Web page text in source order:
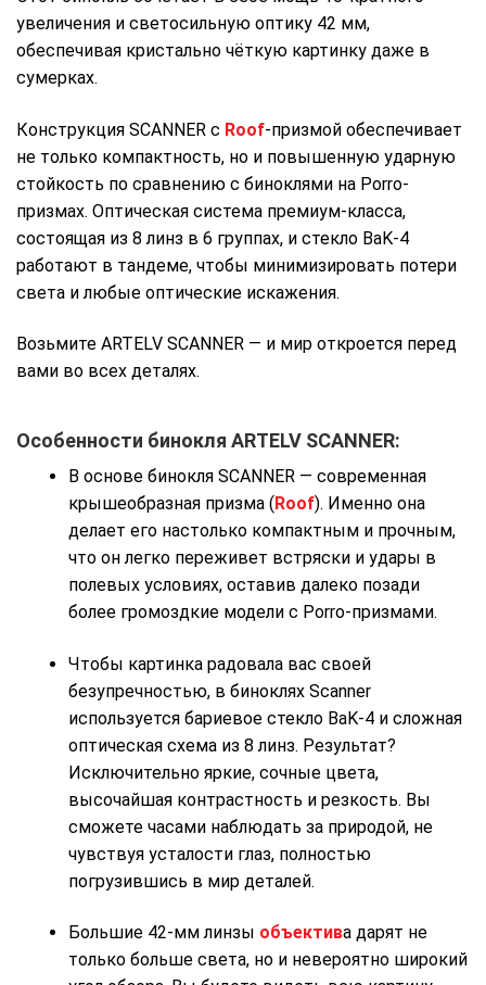
увеличения и светосильную оптику 42 мм,
обеспечивая кристально чёткую картинку даже в
сумерках.
Конструкция SCANNER с Roof-призмой обеспечивает
не только компактность, но и повышенную ударную
стойкость по сравнению с биноклями на Porro-
призмах. Оптическая система премиум-класса,
состоящая из 8 линз в 6 группах, и стекло BaK-4
работают в тандеме, чтобы минимизировать потери
света и любые оптические искажения.
Возьмите ARTELV SCANNER — и мир откроется перед
вами во всех деталях.
Особенности бинокля ARTELV SCANNER:
В основе бинокля SCANNER — современная
крышеобразная призма (Roof). Именно она
делает его настолько компактным и прочным,
что он легко переживет встряски и удары в
полевых условиях, оставив далеко позади
более громоздкие модели с Porro-призмами.
Чтобы картинка радовала вас своей
безупречностью, в биноклях Scanner
используется бариевое стекло BaK-4 и сложная
оптическая схема из 8 линз. Результат?
Исключительно яркие, сочные цвета,
высочайшая контрастность и резкость. Вы
сможете часами наблюдать за природой, не
чувствуя усталости глаз, полностью
погрузившись в мир деталей.
Большие 42-мм линзы объектива дарят не
только больше света, но и невероятно широкий